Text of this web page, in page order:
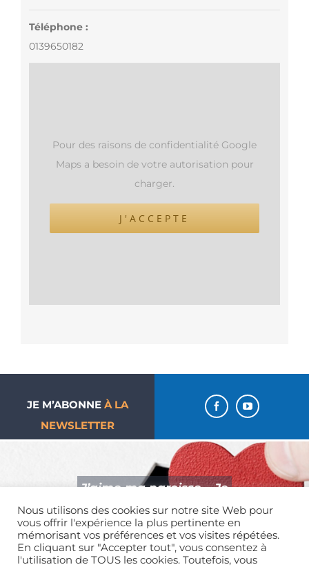
Téléphone :
0139650182
Pour des raisons de confidentialité Google
Maps a besoin de votre autorisation pour
charger.
J'ACCEPTE
JE M’ABONNE À LA
NEWSLETTER
J’aime ma paroisse… Je
donne !
Nous utilisons des cookies sur notre site Web pour
vous offrir l'expérience la plus pertinente en
mémorisant vos préférences et vos visites répétées.
En cliquant sur "Accepter tout", vous consentez à
l'utilisation de TOUS les cookies. Toutefois, vous